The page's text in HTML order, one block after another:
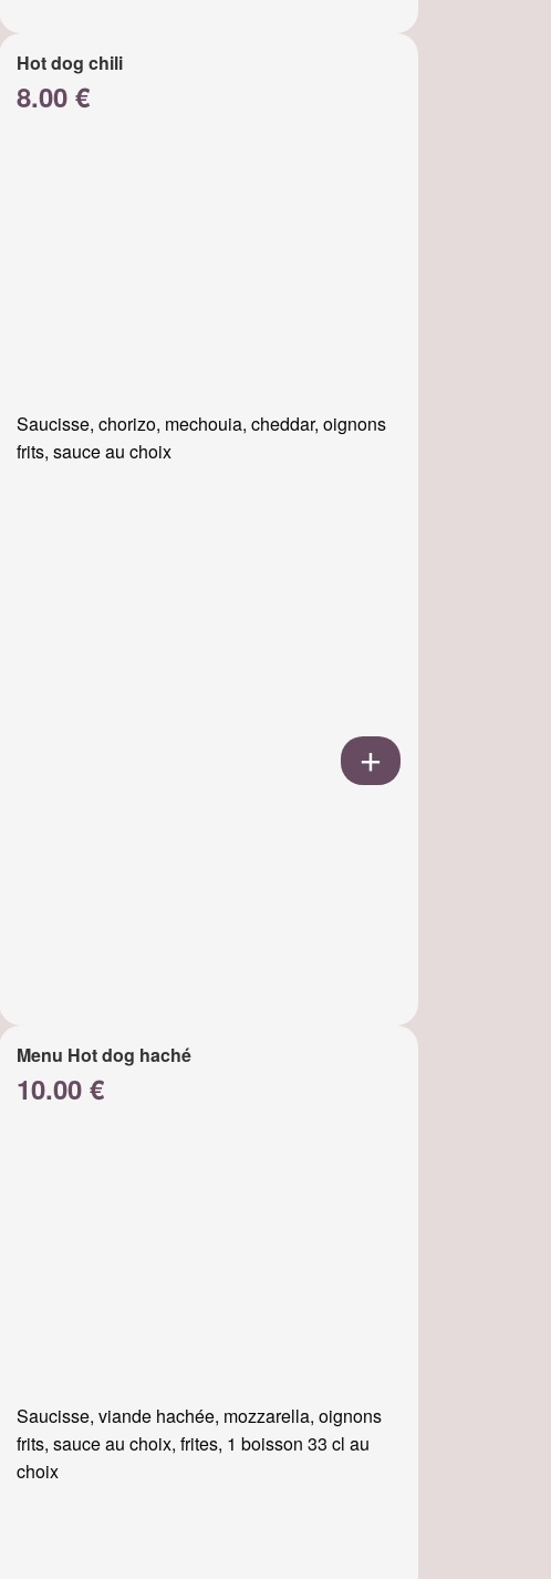
Hot dog chili
8.00 €
Saucisse, chorizo, mechouia, cheddar, oignons
frits, sauce au choix
Menu Hot dog haché
10.00 €
Saucisse, viande hachée, mozzarella, oignons
frits, sauce au choix, frites, 1 boisson 33 cl au
choix